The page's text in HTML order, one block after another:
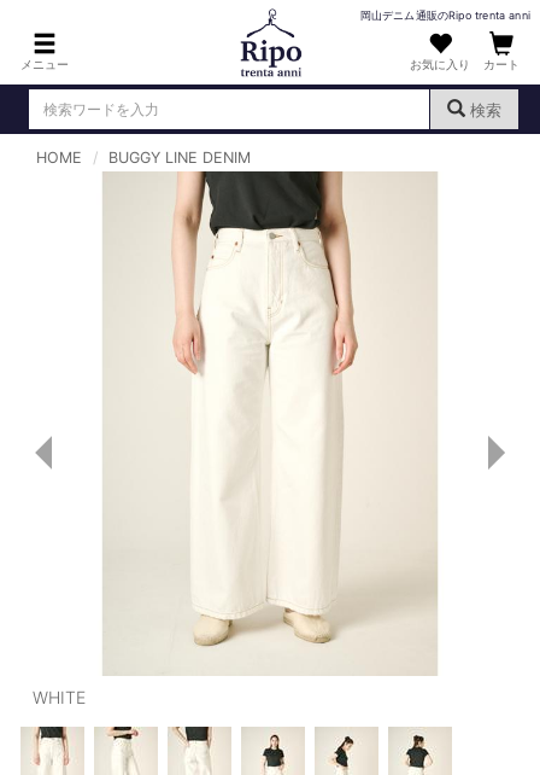
メニュー
岡山デニム通販のRipo trenta anni
お気に入り カート
検索
新規会員登録
DENIM : デニム
PANTS : パンツ
TOPS : トップス
LADIES : レディース
PANTS/SKIRT : パンツ・スカート
TOPS : トップス
HOME BUGGY LINE DENIM
WHITE